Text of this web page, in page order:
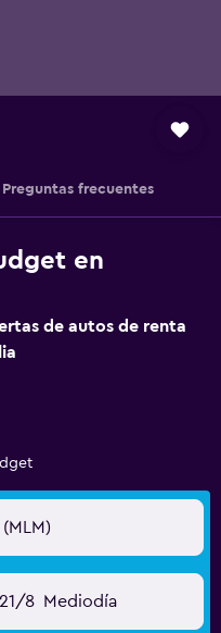
Preguntas frecuentes
en
de autos de renta
8 Mediodía